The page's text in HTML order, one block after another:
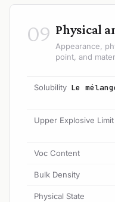
09 Physical
Appearance,
point, and
Solubility Le
Upper Explosive Limit
Voc Content
Bulk Density
Physical State